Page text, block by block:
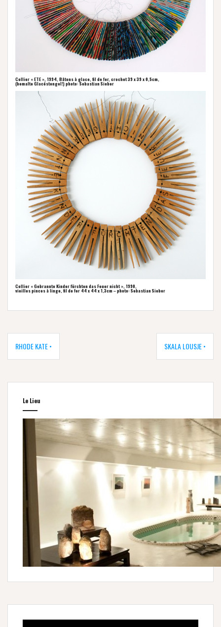
Collier « ETE », 1994, Bâtons à glace, fil de fer, crochet 39 x 39 x 0,5cm,
(bemalte Glacéstengel!) photo: Sebastian Sieber
Collier « Gebrannte Kinder fürchten das Feuer nicht », 1990,
vieilles pinces à linge, fil de fer 44 x 44 x 1,3cm – photo: Sebastian Sieber
Navigation
RHODE KATE • SKALA LOUSJE •
Le Lieu